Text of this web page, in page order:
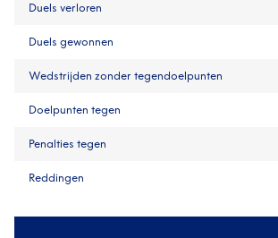
Duels verloren
Duels gewonnen
Wedstrijden zonder tegendoelpunten
Doelpunten tegen
Penalties tegen
Reddingen